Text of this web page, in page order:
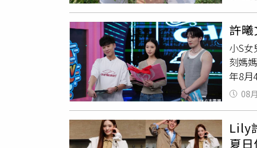
而是
一
色彩
年輕
能力
是希
出。
露，
由電
真誠
演自
命
場
題，
人，
們！
（右
與老
慰
情
活中
許
小S
刻媽
年8月
坦言
爭
樣
霏、
08
Lily
夏